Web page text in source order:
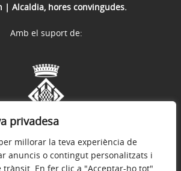
privadesa
millorar la teva experiència de
anuncis o contingut personalitzats i
En fer clic a "Acceptar-ho tot",
| Alcaldia, hores convingudes.
Amb el suport de: